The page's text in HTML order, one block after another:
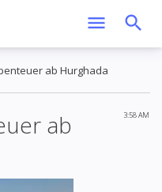
ab Hurghada
3:58 AM
ab